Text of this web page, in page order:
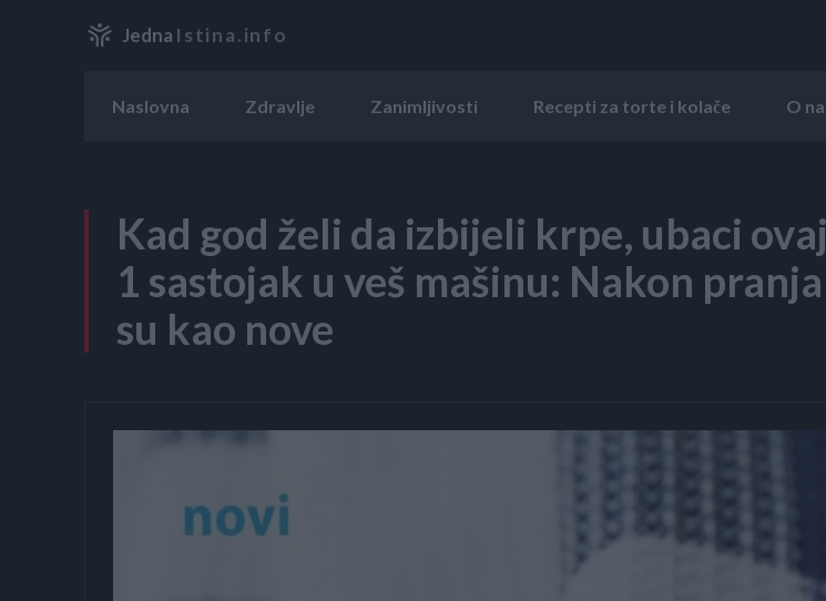
Jedna Istina.info
Naslovna Zdravlje Zanimljivosti Recepti za torte i kolače O
Kad god želi da izbijeli krpe, ubaci ovaj
1 sastojak u veš mašinu: Nakon pranja
su kao nove